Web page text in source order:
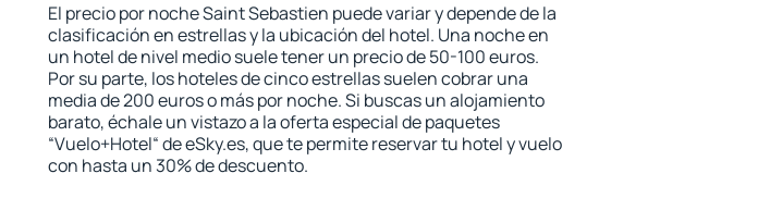
El precio por noche Saint Sebastien puede variar y depende de la
clasificación en estrellas y la ubicación del hotel. Una noche en
un hotel de nivel medio suele tener un precio de 50-100 euros.
Por su parte, los hoteles de cinco estrellas suelen cobrar una
media de 200 euros o más por noche. Si buscas un alojamiento
barato, échale un vistazo a la oferta especial de paquetes
“Vuelo+Hotel“ de eSky.es, que te permite reservar tu hotel y vuelo
con hasta un 30% de descuento.